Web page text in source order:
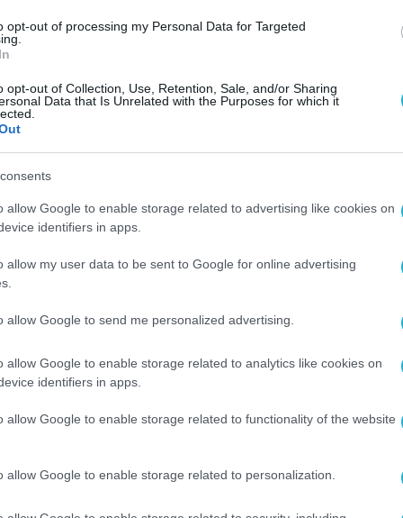
opt-out of processing my Personal Data for Targeted
opt-out of Collection, Use, Retention, Sale, and/or Sharing
Data that Is Unrelated with the Purposes for which it
allow Google to enable storage related to advertising like cookies on
identifiers in apps.
allow my user data to be sent to Google for online advertising
allow Google to send me personalized advertising.
allow Google to enable storage related to analytics like cookies on
identifiers in apps.
allow Google to enable storage related to functionality of the website
allow Google to enable storage related to personalization.
και συντάξεις, ενώ η διαχείριση του
ανεπαρκής και μάλιστα
η ακρίβεια, «τρέφει» τον ΦΠΑ και τον
την σειρά τους αποδίδουν τεράστια
.
των Τεμπών παραμένει ανοιχτή
κατηγορείται για συγκάλυψη,
στη δικαιοσύνη και έλλειψη σεβασμού
μητέρα θύματος, μετατρέπεται σήμερα
του κόμματός της σε σύμβολο αντίστασης
έχει χάσει την «ψυχή» της: Από μια
που προωθεί τις ελίτ, μεγάλες
για διαφθορά, πελατειακές